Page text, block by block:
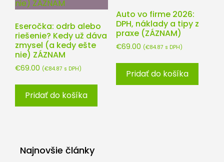
Eseročka: odrb alebo
riešenie? Kedy už dáva
zmysel (a kedy ešte
nie) ZÁZNAM
€69.00 (€84.87 s DPH)
Pridať do košíka
Auto vo firme 2026:
DPH, náklady a tipy z
praxe (ZÁZNAM)
€69.00 (€84.87 s DPH)
Pridať do košíka
Najnovšie články